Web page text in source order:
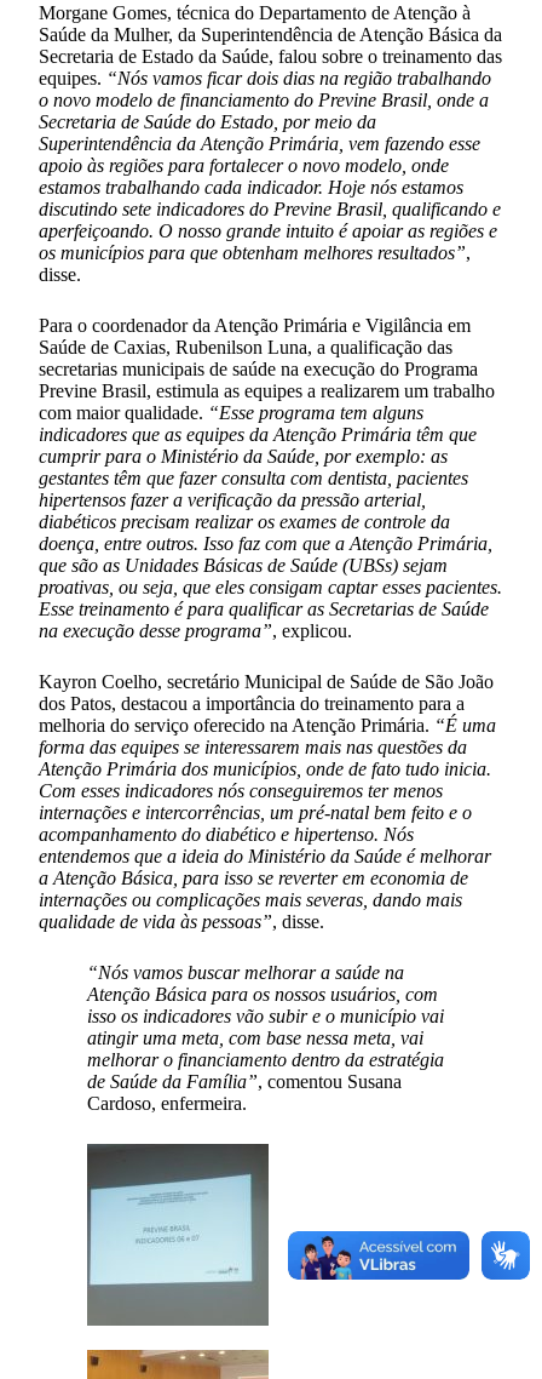
Morgane Gomes, técnica do Departamento de Atenção à
Saúde da Mulher, da Superintendência de Atenção Básica da
Secretaria de Estado da Saúde, falou sobre o treinamento das
equipes. “Nós vamos ficar dois dias na região trabalhando
o novo modelo de financiamento do Previne Brasil, onde a
Secretaria de Saúde do Estado, por meio da
Superintendência da Atenção Primária, vem fazendo esse
apoio às regiões para fortalecer o novo modelo, onde
estamos trabalhando cada indicador. Hoje nós estamos
discutindo sete indicadores do Previne Brasil, qualificando e
aperfeiçoando. O nosso grande intuito é apoiar as regiões e
os municípios para que obtenham melhores resultados”,
disse.
Para o coordenador da Atenção Primária e Vigilância em
Saúde de Caxias, Rubenilson Luna, a qualificação das
secretarias municipais de saúde na execução do Programa
Previne Brasil, estimula as equipes a realizarem um trabalho
com maior qualidade. “Esse programa tem alguns
indicadores que as equipes da Atenção Primária têm que
cumprir para o Ministério da Saúde, por exemplo: as
gestantes têm que fazer consulta com dentista, pacientes
hipertensos fazer a verificação da pressão arterial,
diabéticos precisam realizar os exames de controle da
doença, entre outros. Isso faz com que a Atenção Primária,
que são as Unidades Básicas de Saúde (UBSs) sejam
proativas, ou seja, que eles consigam captar esses pacientes.
Esse treinamento é para qualificar as Secretarias de Saúde
na execução desse programa”, explicou.
Kayron Coelho, secretário Municipal de Saúde de São João
dos Patos, destacou a importância do treinamento para a
melhoria do serviço oferecido na Atenção Primária. “É uma
forma das equipes se interessarem mais nas questões da
Atenção Primária dos municípios, onde de fato tudo inicia.
Com esses indicadores nós conseguiremos ter menos
internações e intercorrências, um pré-natal bem feito e o
acompanhamento do diabético e hipertenso. Nós
entendemos que a ideia do Ministério da Saúde é melhorar
a Atenção Básica, para isso se reverter em economia de
internações ou complicações mais severas, dando mais
qualidade de vida às pessoas”, disse.
“Nós vamos buscar melhorar a saúde na
Atenção Básica para os nossos usuários, com
isso os indicadores vão subir e o município vai
atingir uma meta, com base nessa meta, vai
melhorar o financiamento dentro da estratégia
de Saúde da Família”, comentou Susana
Cardoso, enfermeira.